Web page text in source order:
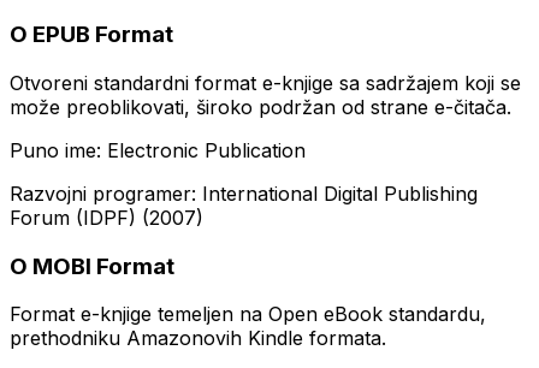
O EPUB Format
Otvoreni standardni format e-knjige sa sadržajem koji se
može preoblikovati, široko podržan od strane e-čitača.
Puno ime: Electronic Publication
Razvojni programer: International Digital Publishing
Forum (IDPF) (2007)
O MOBI Format
Format e-knjige temeljen na Open eBook standardu,
prethodniku Amazonovih Kindle formata.